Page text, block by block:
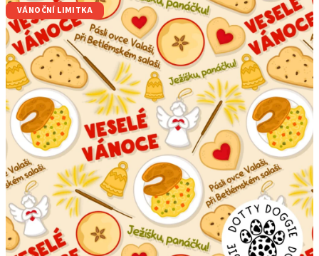
je
0,0
z
5
hvězdiček.
VÁNOČNÍ LIMITKA